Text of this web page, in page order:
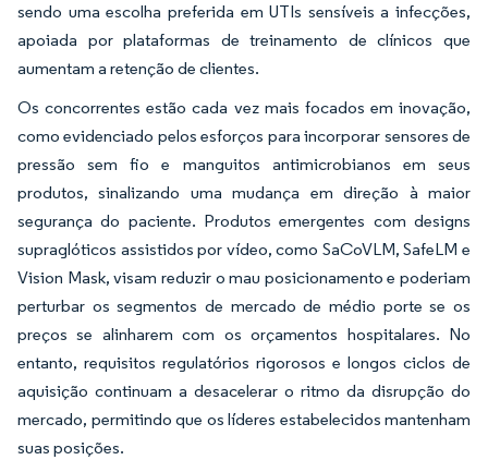
sendo uma escolha preferida em UTIs sensíveis a infecções,
apoiada por plataformas de treinamento de clínicos que
aumentam a retenção de clientes.
Os concorrentes estão cada vez mais focados em inovação,
como evidenciado pelos esforços para incorporar sensores de
pressão sem fio e manguitos antimicrobianos em seus
produtos, sinalizando uma mudança em direção à maior
segurança do paciente. Produtos emergentes com designs
supraglóticos assistidos por vídeo, como SaCoVLM, SafeLM e
Vision Mask, visam reduzir o mau posicionamento e poderiam
perturbar os segmentos de mercado de médio porte se os
preços se alinharem com os orçamentos hospitalares. No
entanto, requisitos regulatórios rigorosos e longos ciclos de
aquisição continuam a desacelerar o ritmo da disrupção do
mercado, permitindo que os líderes estabelecidos mantenham
suas posições.